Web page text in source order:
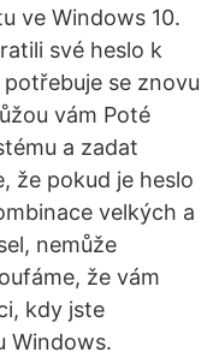
ve Windows 10.
své heslo k
se znovu
vám Poté
a zadat
že pokud je heslo
velkých a
nemůže
že vám
kdy jste
Windows.